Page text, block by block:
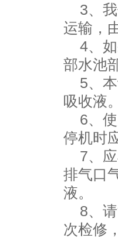
3、我
运输，
4、如
部水池
5、本
吸收液
6、使
停机时
7、应
排气口
液。
8、请
次检修